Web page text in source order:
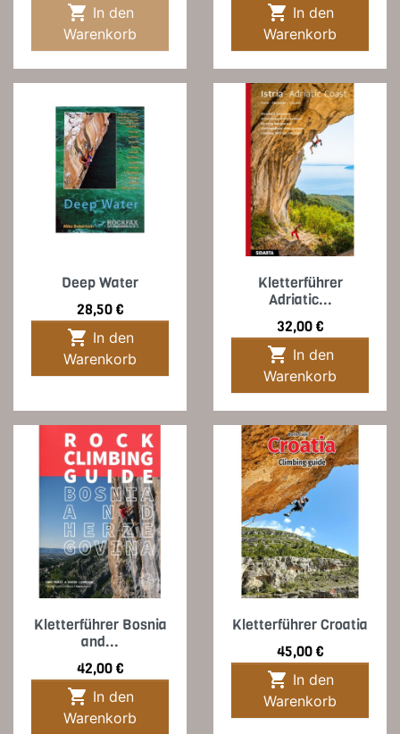

Warenkorb

Warenkorb
Deep Water
Preis
28,50 €

Warenkorb
Kletterführer
Adriatic...
Preis
32,00 €

Warenkorb
Kletterführer Bosnia
and...
Preis
42,00 €

Warenkorb
Kletterführer Croatia
Preis
45,00 €

Warenkorb